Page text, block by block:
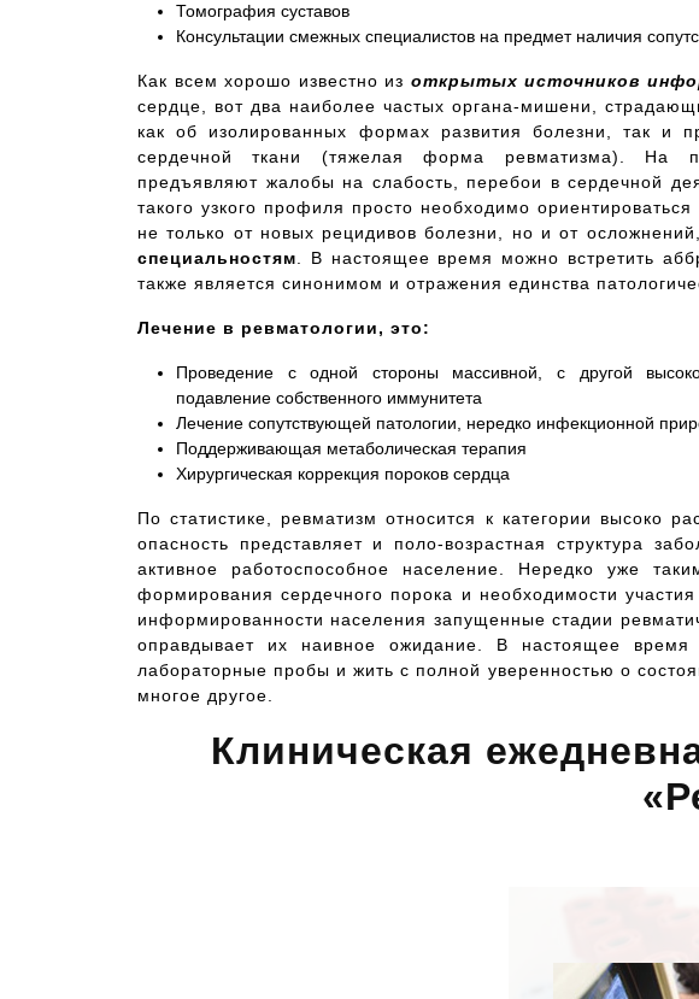
Томография суставов
Консультации смежных специалистов на предмет наличия
Как всем хорошо известно из открытых источников
сердце, вот два наиболее частых органа-мишени,
как об изолированных формах развития болезни, так и
сердечной ткани (тяжелая форма ревматизма). На
предъявляют жалобы на слабость, перебои в сердечной
такого узкого профиля просто необходимо
не только от новых рецидивов болезни, но и от
специальностям . В настоящее время можно встретить
также является синонимом и отражения единства
Лечение в ревматологии, это:
Проведение с одной стороны массивной, с другой
подавление собственного иммунитета
Лечение сопутствующей патологии, нередко инфекционной
Поддерживающая метаболическая терапия
Хирургическая коррекция пороков сердца
По статистике, ревматизм относится к категории высоко
опасность представляет и поло-возрастная структура
активное работоспособное население. Нередко уже
формирования сердечного порока и необходимости
информированности населения запущенные стадии
оправдывает их наивное ожидание. В настоящее
лабораторные пробы и жить с полной уверенностью о
многое другое.
Клиническая